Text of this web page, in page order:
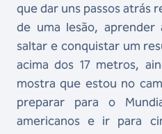
que dar uns passos atrás
de uma lesão,
saltar e conquistar um
acima dos 17 metros,
mostra que estou no
preparar para o
americanos e ir para